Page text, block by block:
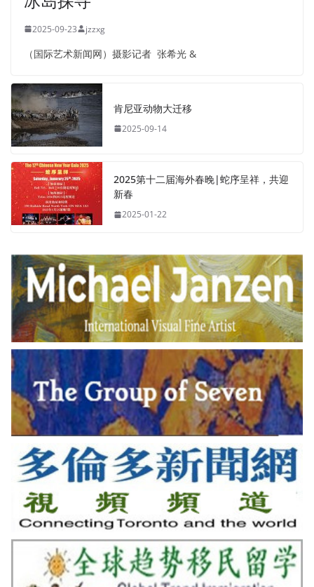
2025-09-23 jzzxg
（国际艺术新闻网）摄影记者 张希光 &
肯尼亚动物大迁移
2025-09-14
2025第十二届海外春晚|蛇序呈祥，共迎
新春
2025-01-22